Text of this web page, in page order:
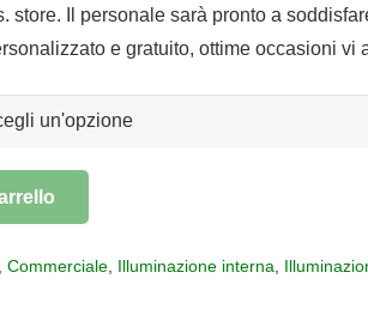
prezzo:
da
a
store. Il personale sarà pronto a
e gratuito, ottime occasioni vi
Commerciale, Illuminazione interna